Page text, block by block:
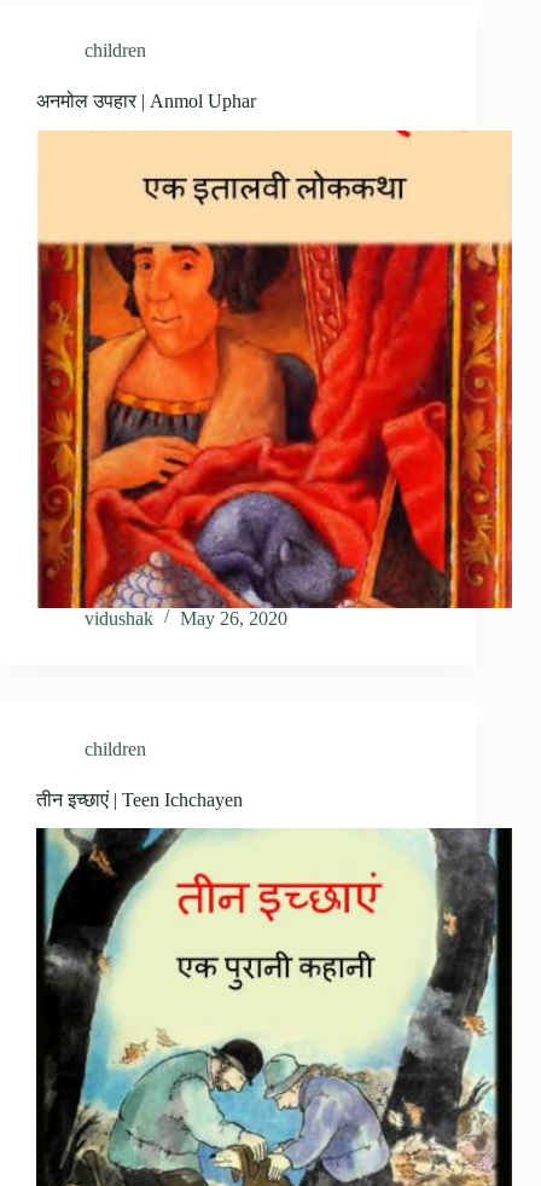
children
अनमोल उपहार | Anmol Uphar
vidushak May 26, 2020
children
तीन इच्छाएं | Teen Ichchayen